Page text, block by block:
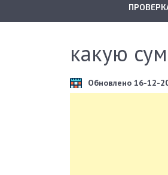
какую
Обновлено 16-12-